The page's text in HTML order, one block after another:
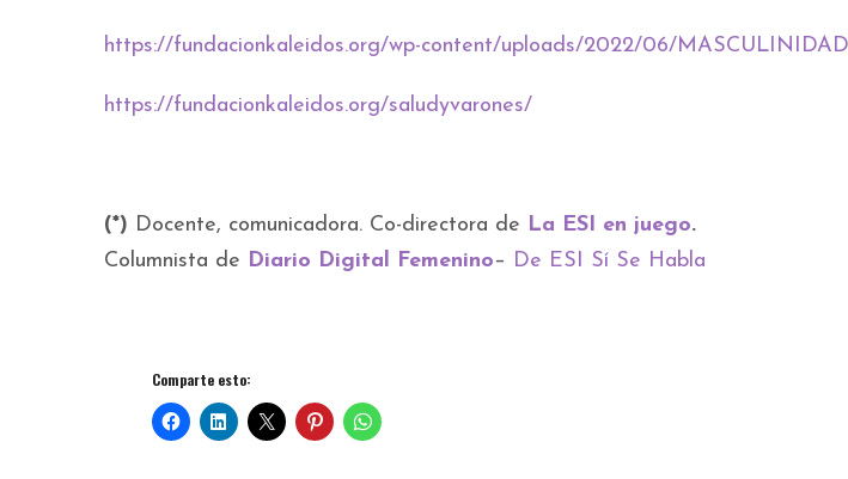
https://fundacionkaleidos.org/wp-content/uploads/2022/06/
https://fundacionkaleidos.org/saludyvarones/
(*) Docente, comunicadora. Co-directora de La ESI en juego.
Columnista de Diario Digital Femenino– De ESI Sí Se Habla
Comparte esto: